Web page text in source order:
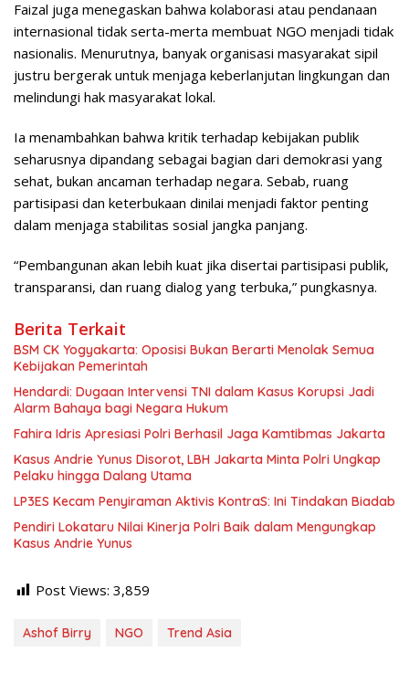
Faizal juga menegaskan bahwa kolaborasi atau pendanaan
internasional tidak serta-merta membuat NGO menjadi tidak
nasionalis. Menurutnya, banyak organisasi masyarakat sipil
justru bergerak untuk menjaga keberlanjutan lingkungan dan
melindungi hak masyarakat lokal.
Ia menambahkan bahwa kritik terhadap kebijakan publik
seharusnya dipandang sebagai bagian dari demokrasi yang
sehat, bukan ancaman terhadap negara. Sebab, ruang
partisipasi dan keterbukaan dinilai menjadi faktor penting
dalam menjaga stabilitas sosial jangka panjang.
“Pembangunan akan lebih kuat jika disertai partisipasi publik,
transparansi, dan ruang dialog yang terbuka,” pungkasnya.
Berita Terkait
BSM CK Yogyakarta: Oposisi Bukan Berarti Menolak Semua
Kebijakan Pemerintah
Hendardi: Dugaan Intervensi TNI dalam Kasus Korupsi Jadi
Alarm Bahaya bagi Negara Hukum
Fahira Idris Apresiasi Polri Berhasil Jaga Kamtibmas Jakarta
Kasus Andrie Yunus Disorot, LBH Jakarta Minta Polri Ungkap
Pelaku hingga Dalang Utama
LP3ES Kecam Penyiraman Aktivis KontraS: Ini Tindakan Biadab
Pendiri Lokataru Nilai Kinerja Polri Baik dalam Mengungkap
Kasus Andrie Yunus
Post Views: 3,859
Ashof Birry NGO Trend Asia